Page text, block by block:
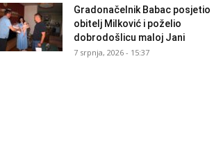
Gradonačelnik Babac posjetio
obitelj Milković i poželio
dobrodošlicu maloj Jani
7 srpnja, 2026 - 15:37